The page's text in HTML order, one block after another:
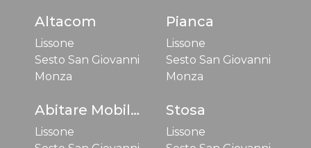
Altacom
Lissone
Sesto San Giovanni
Monza
Pianca
Lissone
Sesto San Giovanni
Monza
Abitare Mobilstella
Lissone
Stosa
Lissone